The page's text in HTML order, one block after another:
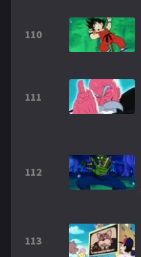
110
111
112
113